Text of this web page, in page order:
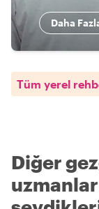
Daha
Tüm yerel
Diğer